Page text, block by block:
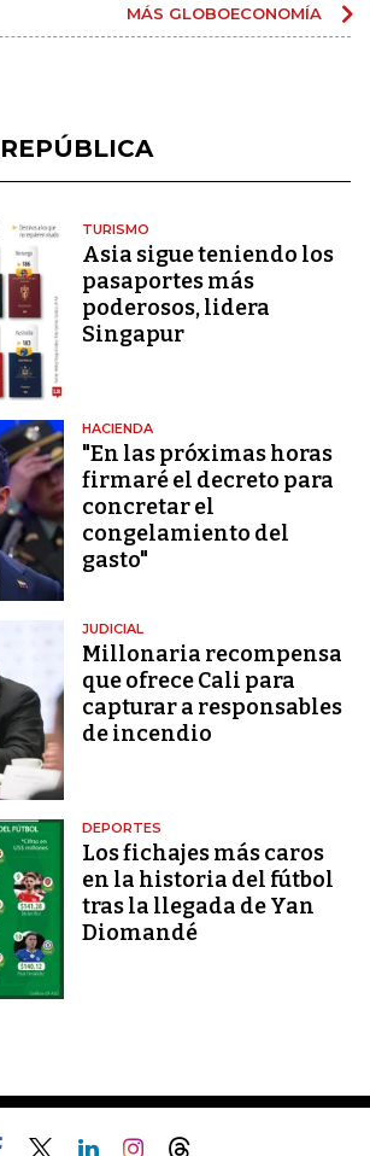
MÁS GLOBOECONOMÍA
TURISMO
Asia sigue teniendo los
pasaportes más
poderosos, lidera
Singapur
HACIENDA
"En las próximas horas
firmaré el decreto para
concretar el
congelamiento del
gasto"
JUDICIAL
Millonaria recompensa
que ofrece Cali para
capturar a responsables
de incendio
DEPORTES
Los fichajes más caros
en la historia del fútbol
tras la llegada de Yan
Diomandé